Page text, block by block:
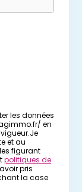
les données
en
et au
figurant
politiques de
pris
la case